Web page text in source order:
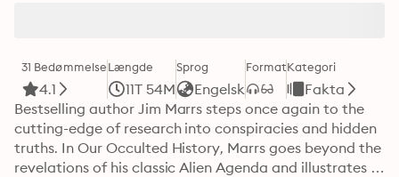
31 Bedømmelse
4.1
Længde
11T 54M
Sprog
Engelsk
FormatKategori
Fakta
Bestselling author Jim Marrs steps once again to the
cutting-edge of research into conspiracies and hidden
truths. In Our Occulted History, Marrs goes beyond the
revelations of his classic Alien Agenda and illustrates